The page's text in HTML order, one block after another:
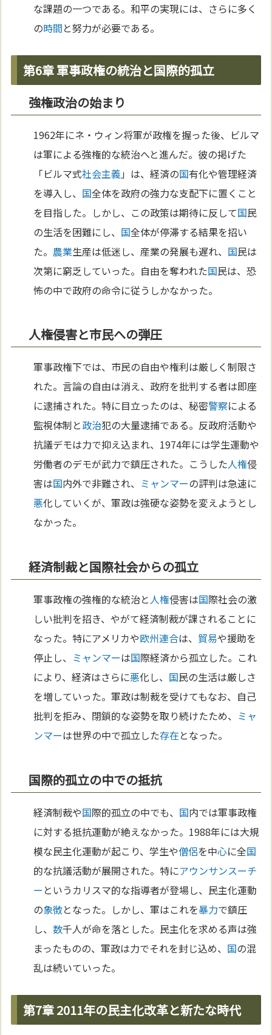
な課題の一つである。和平の実現には、さらに多く
の時間と努力が必要である。
第6章 軍事政権の統治と国際的孤立
強権政治の始まり
1962年にネ・ウィン将軍が政権を握った後、ビルマ
は軍による強権的な統治へと進んだ。彼の掲げた
「ビルマ式社会主義 」は、経済の国有化や管理経済
を導入し、 国全体を政府の強力な支配下に置くこと
を目指した。しかし、この政策は期待に反して国民
の生活を困難にし、 国全体が停滞する結果を招い
た。 農業生産は低迷し、産業の発展も遅れ、 国民は
次第に窮乏していった。自由を奪われた国民は、恐
怖の中で政府の命令に従うしかなかった。
人権侵害と市民への弾圧
軍事政権下では、市民の自由や権利は厳しく制限さ
れた。言論の自由は消え、政府を批判する者は即座
に逮捕された。特に目立ったのは、秘密警察による
監視体制と政治犯の大量逮捕である。反政府活動や
抗議デモは力で抑え込まれ、1974年には学生運動や
労働者のデモが武力で鎮圧された。こうした人権侵
害は国内外で非難され、 ミャンマーの評判は急速に
悪化していくが、軍政は強硬な姿勢を変えようとし
なかった。
経済制裁と国際社会からの孤立
軍事政権の強権的な統治と人権侵害は国際社会の激
しい批判を招き、やがて経済制裁が課されることに
なった。特にアメリカや欧州連合は、貿易や援助を
停止し、 ミャンマーは国際経済から孤立した。これ
により、経済はさらに悪化し、 国民の生活は厳しさ
を増していった。軍政は制裁を受けてもなお、自己
批判を拒み、閉鎖的な姿勢を取り続けたため、 ミャ
ンマーは世界の中で孤立した存在となった。
国際的孤立の中での抵抗
経済制裁や国際的孤立の中でも、 国内では軍事政権
に対する抵抗運動が絶えなかった。1988年には大規
模な民主化運動が起こり、学生や僧侶を中心に全国
的な抗議活動が展開された。特にアウンサンスーチ
ー というカリスマ的な指導者が登場し、民主化運動
の象徴となった。しかし、軍はこれを暴力で鎮圧
し、数千人が命を落とした。民主化を求める声は強
まったものの、軍政は力でそれを封じ込め、 国の混
乱は続いていった。
第7章 2011年の民主化改革と新たな時代